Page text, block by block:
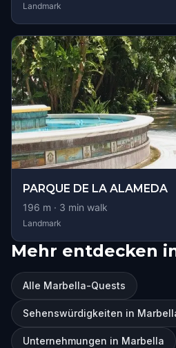
Landmark
PARQUE DE LA ALAMEDA
196 m · 3 min walk
Landmark
Mehr entdecken
Alle Marbella-Quests
Sehenswürdigkeiten in
Unternehmungen in Marbella